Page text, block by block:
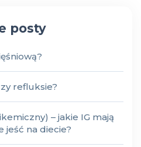
posty
refluksie?
– jakie IG mają
jeść na diecie?